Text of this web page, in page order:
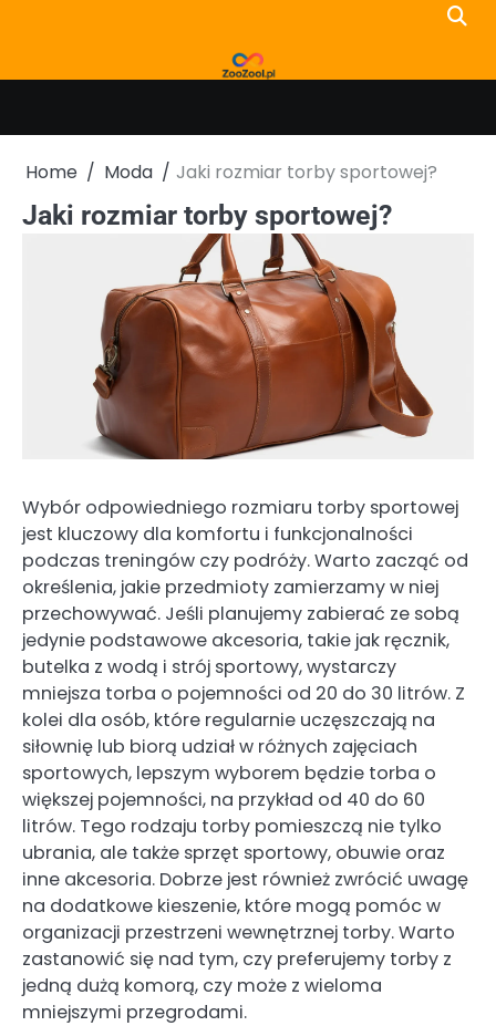
Home Moda Jaki rozmiar torby sportowej?
Jaki rozmiar torby sportowej?
Wybór odpowiedniego rozmiaru torby sportowej
jest kluczowy dla komfortu i funkcjonalności
podczas treningów czy podróży. Warto zacząć od
określenia, jakie przedmioty zamierzamy w niej
przechowywać. Jeśli planujemy zabierać ze sobą
jedynie podstawowe akcesoria, takie jak ręcznik,
butelka z wodą i strój sportowy, wystarczy
mniejsza torba o pojemności od 20 do 30 litrów. Z
kolei dla osób, które regularnie uczęszczają na
siłownię lub biorą udział w różnych zajęciach
sportowych, lepszym wyborem będzie torba o
większej pojemności, na przykład od 40 do 60
litrów. Tego rodzaju torby pomieszczą nie tylko
ubrania, ale także sprzęt sportowy, obuwie oraz
inne akcesoria. Dobrze jest również zwrócić uwagę
na dodatkowe kieszenie, które mogą pomóc w
organizacji przestrzeni wewnętrznej torby. Warto
zastanowić się nad tym, czy preferujemy torby z
jedną dużą komorą, czy może z wieloma
mniejszymi przegrodami.